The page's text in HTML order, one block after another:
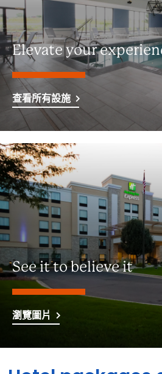
Elevate your
查看所有設施
See it to believe it
瀏覽圖片